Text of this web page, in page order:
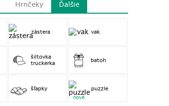
Hrnčeky Ďalšie
zástera vak
šiltovka
truckerka
batoh
šľapky puzzle
nové